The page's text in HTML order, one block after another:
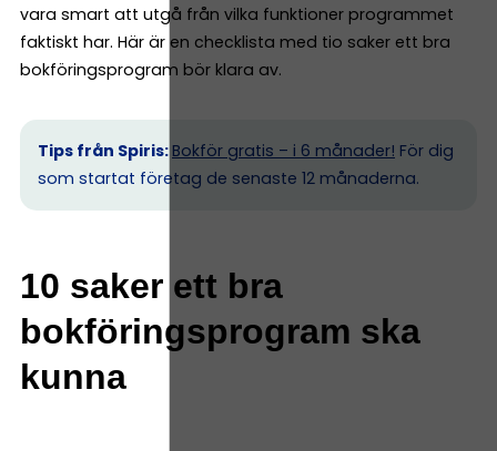
vara smart att utgå från vilka funktioner programmet
faktiskt har. Här är en checklista med tio saker ett bra
bokföringsprogram bör klara av.
Tips från Spiris: Bokför gratis – i 6 månader! För dig
som startat företag de senaste 12 månaderna.
10 saker ett bra
bokföringsprogram ska
kunna